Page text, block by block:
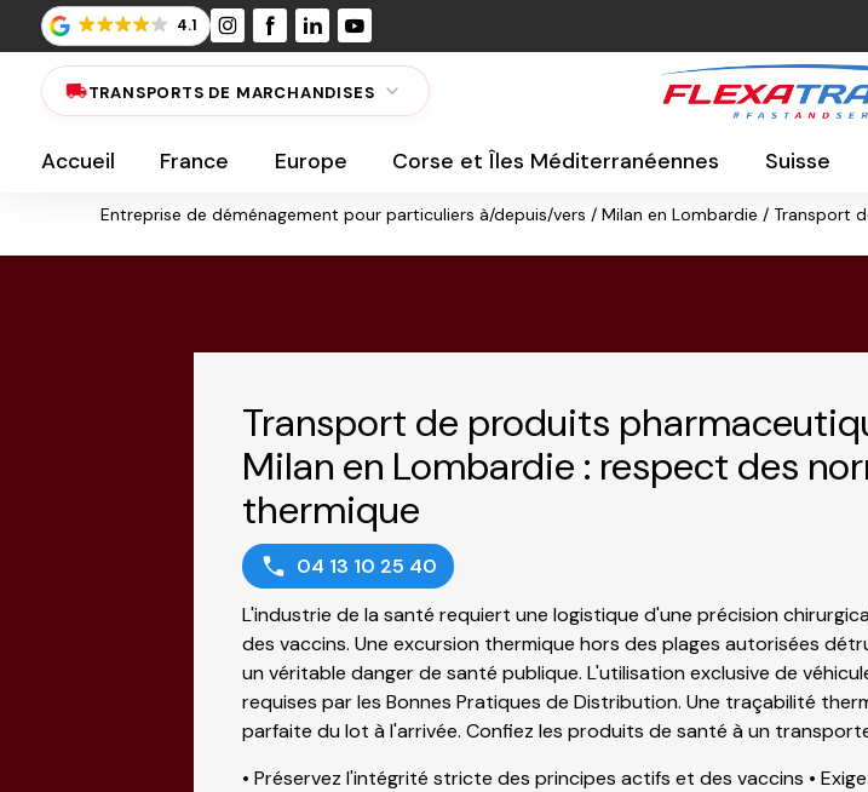
4.1
local_shippingTRANSPORTS DE MARCHANDISES expand_more
Accueil France Europe Corse et Îles Méditerranéennes Suisse
Entreprise de déménagement pour particuliers à/depuis/vers / Milan en Lombardie /
Transport de produits
Milan en Lombardie : respect des
thermique
04 13 10 25 40
L'industrie de la santé requiert une logistique d'une précision
des vaccins. Une excursion thermique hors des plages autorisées
un véritable danger de santé publique. L'utilisation exclusive de
requises par les Bonnes Pratiques de Distribution. Une traçabilité
parfaite du lot à l'arrivée. Confiez les produits de santé à un
• Préservez l'intégrité stricte des principes actifs et des vaccins •
Panneau de gestion des cookies